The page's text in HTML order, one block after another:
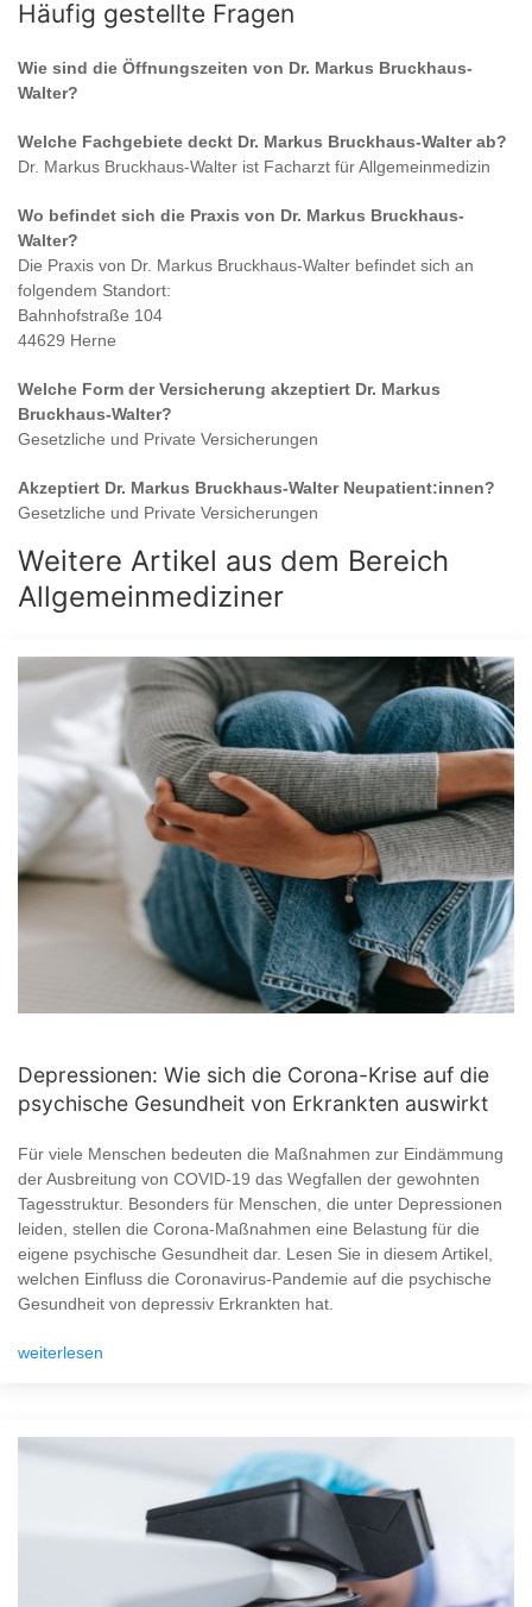
Häufig gestellte Fragen
Wie sind die Öffnungszeiten von Dr. Markus Bruckhaus-
Walter?
Welche Fachgebiete deckt Dr. Markus Bruckhaus-Walterab?
Dr. Markus Bruckhaus-Walter ist Facharzt für Allgemeinmedizin
Wo befindet sich die Praxis von Dr. Markus Bruckhaus-
Walter?
Die Praxis von Dr. Markus Bruckhaus-Walter befindet sich an
folgendem Standort:
Bahnhofstraße 104
44629 Herne
Welche Form der Versicherung akzeptiert Dr. Markus
Bruckhaus-Walter?
Gesetzliche und Private Versicherungen
Akzeptiert Dr. Markus Bruckhaus-WalterNeupatient:innen?
Gesetzliche und Private Versicherungen
Weitere Artikel aus dem Bereich
Allgemeinmediziner
Depressionen: Wie sich die Corona-Krise auf die
psychische Gesundheit von Erkrankten auswirkt
Für viele Menschen bedeuten die Maßnahmen zur Eindämmung
der Ausbreitung von COVID-19 das Wegfallen der gewohnten
Tagesstruktur. Besonders für Menschen, die unter Depressionen
leiden, stellen die Corona-Maßnahmen eine Belastung für die
eigene psychische Gesundheit dar. Lesen Sie in diesem Artikel,
welchen Einfluss die Coronavirus-Pandemie auf die psychische
Gesundheit von depressiv Erkrankten hat.
weiterlesen